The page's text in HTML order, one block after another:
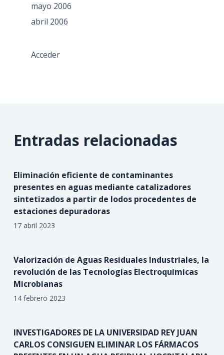
mayo 2006
abril 2006
Acceder
Entradas relacionadas
Eliminación eficiente de contaminantes
presentes en aguas mediante catalizadores
sintetizados a partir de lodos procedentes de
estaciones depuradoras
17 abril 2023
Valorización de Aguas Residuales Industriales, la
revolución de las Tecnologías Electroquímicas
Microbianas
14 febrero 2023
INVESTIGADORES DE LA UNIVERSIDAD REY JUAN
CARLOS CONSIGUEN ELIMINAR LOS FÁRMACOS